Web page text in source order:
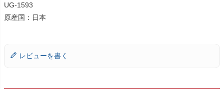
UG-1593
原産国：日本
レビューを書く